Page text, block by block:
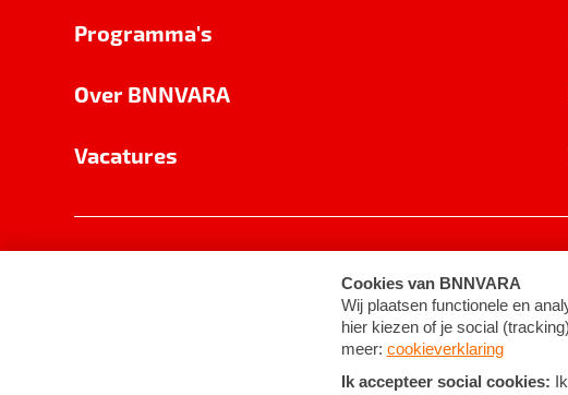
Programma's
Over BNNVARA
Vacatures
Cookie-instellingen Algemene